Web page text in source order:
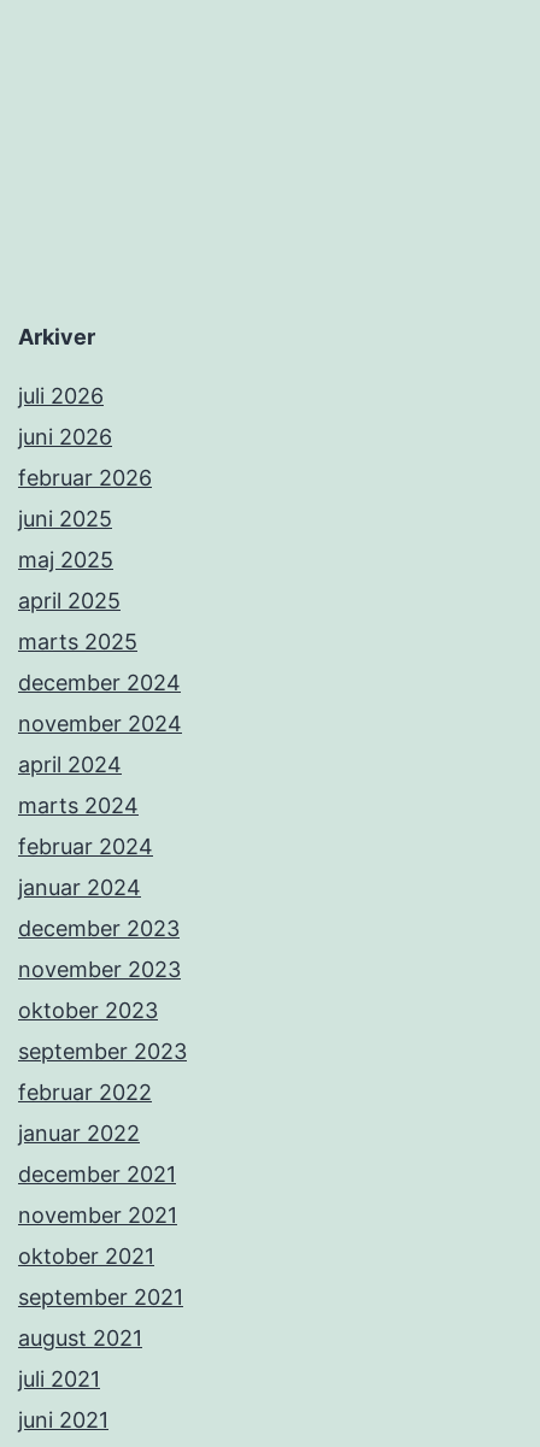
Arkiver
juli 2026
juni 2026
februar 2026
juni 2025
maj 2025
april 2025
marts 2025
december 2024
november 2024
april 2024
marts 2024
februar 2024
januar 2024
december 2023
november 2023
oktober 2023
september 2023
februar 2022
januar 2022
december 2021
november 2021
oktober 2021
september 2021
august 2021
juli 2021
juni 2021